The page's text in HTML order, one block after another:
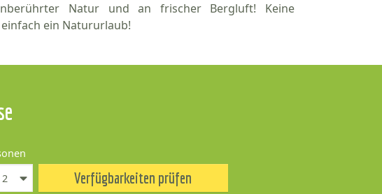
Natur und an frischer Bergluft! Keine
ein Natururlaub!
Verfügbarkeiten prüfen